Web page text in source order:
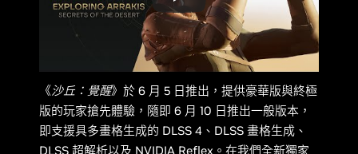
《沙丘：覺醒》於 6 月 5 日推出，提供豪華版與終極
版的玩家搶先體驗，隨即 6 月 10 日推出一般版本，
即支援具多畫格生成的 DLSS 4、DLSS 畫格生成、
DLSS 超解析以及 NVIDIA Reflex。在我們全新獨家